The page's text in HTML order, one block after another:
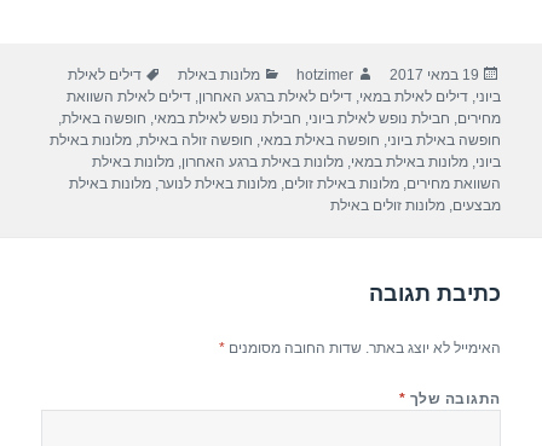
e
b
o
o
s
A
p
gr
a
m
e
פורסם
בתאריך
19 במאי 2017 מחבר
hotzimer קטגוריות
מלונות באילת תגיות
דילים לאילת
ביוני,דילים לאילת במאי,דילים לאילת ברגע האחרון,דילים לאילת השוואת
מחירים, חבילת נופש לאילת ביוני, חבילת נופש לאילת במאי, חופשה באילת,
חופשה באילת ביוני, חופשה באילת במאי, חופשה זולה באילת,מלונות באילת
ביוני,מלונות באילת במאי,מלונות באילת ברגע האחרון,מלונות באילת
השוואת מחירים,מלונות באילת זולים,מלונות באילת לנוער,מלונות באילת
מבצעים,מלונות זולים באילת
כתיבת תגובה
האימייל לא יוצג באתר. שדות החובה מסומנים*
התגובה שלך *